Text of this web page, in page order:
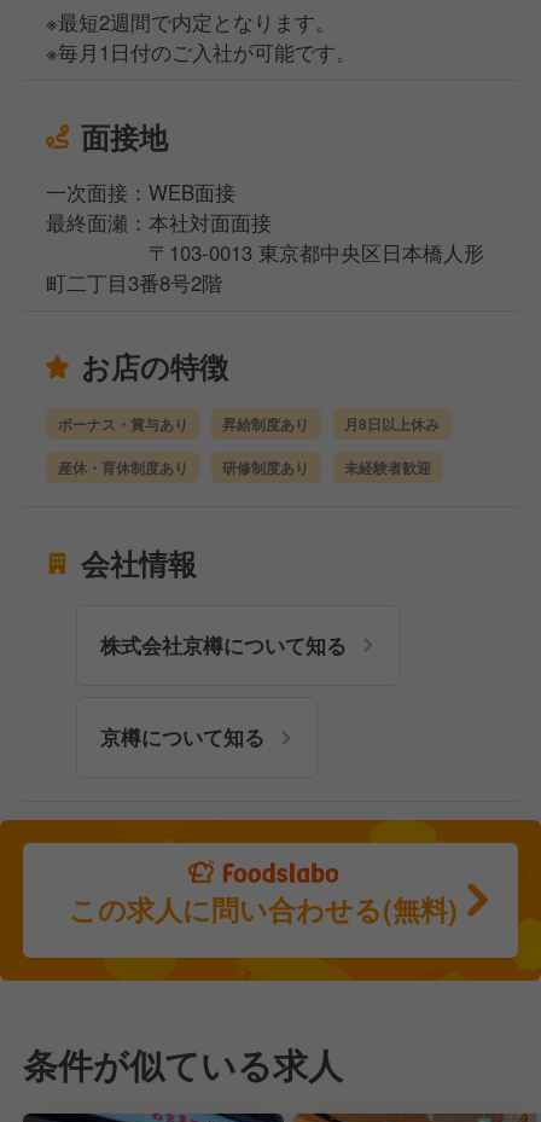
※最短2週間で内定となります。
※毎月1日付のご入社が可能です。
面接地
一次面接：WEB面接
最終面瀬：本社対面面接
〒103-0013 東京都中央区日本橋人形
町二丁目3番8号2階
お店の特徴
ボーナス・賞与あり 昇給制度あり 月8日以上休み
産休・育休制度あり 研修制度あり 未経験者歓迎
会社情報
株式会社京樽について知る
京樽について知る
この求人に問い合わせる(無料)
条件が似ている求人